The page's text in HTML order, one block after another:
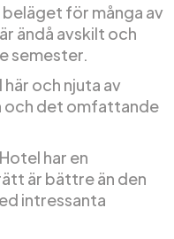
för många av
ändå avskilt och
semester.
och njuta av
och det omfattande
har en
är bättre än den
intressanta